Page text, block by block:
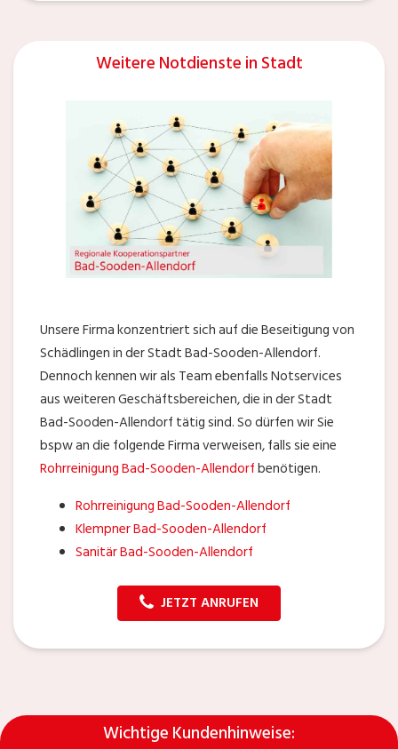
Weitere Notdienste in Stadt
Unsere Firma konzentriert sich auf die Beseitigung von
Schädlingen in der Stadt Bad-Sooden-Allendorf.
Dennoch kennen wir als Team ebenfalls Notservices
aus weiteren Geschäftsbereichen, die in der Stadt
Bad-Sooden-Allendorf tätig sind. So dürfen wir Sie
bspw an die folgende Firma verweisen, falls sie eine
Rohrreinigung Bad-Sooden-Allendorfbenötigen.
Rohrreinigung Bad-Sooden-Allendorf
Klempner Bad-Sooden-Allendorf
Sanitär Bad-Sooden-Allendorf
JETZT ANRUFEN
Wichtige Kundenhinweise: